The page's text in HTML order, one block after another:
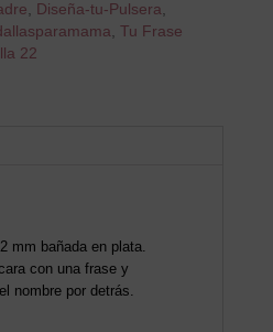
, Diseña-tu-Pulsera,
, Tu Frase
22
mm bañada en plata.
con una frase y
nombre por detrás.